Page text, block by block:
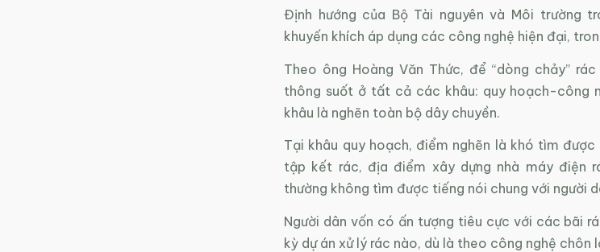
Định hướng của Bộ Tài nguyên và Môi trường
khuyến khích áp dụng các công nghệ hiện đại,
Theo ông Hoàng Văn Thức, để “dòng chảy”
thông suốt ở tất cả các khâu: quy hoạch-công
khâu là nghẽn toàn bộ dây chuyền.
Tại khâu quy hoạch, điểm nghẽn là khó tìm
tập kết rác, địa điểm xây dựng nhà máy điện
thường không tìm được tiếng nói chung với người
Người dân vốn có ấn tượng tiêu cực với các bãi
kỳ dự án xử lý rác nào, dù là theo công nghệ chôn